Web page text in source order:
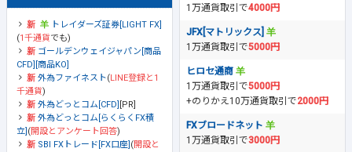
トレイダーズ証券[LIGHT FX]
(1千通貨でも)
ゴールデンウェイジャパン[商品
CFD][商品KO]
外為ファイネスト(LINE登録と1
千通貨)
外為どっとコム[CFD]
[PR]
外為どっとコム[らくらくFX積
立] (開設とアンケート回答)
SBI FXトレード[FX口座] (開設と
1万通貨取引で4000円
JFX[マトリックス]
1万通貨取引で5000円
ヒロセ通商
1万通貨取引で5000円
+のりかえ10万通貨取引で2000円
FXブロードネット
1万通貨取引で3000円